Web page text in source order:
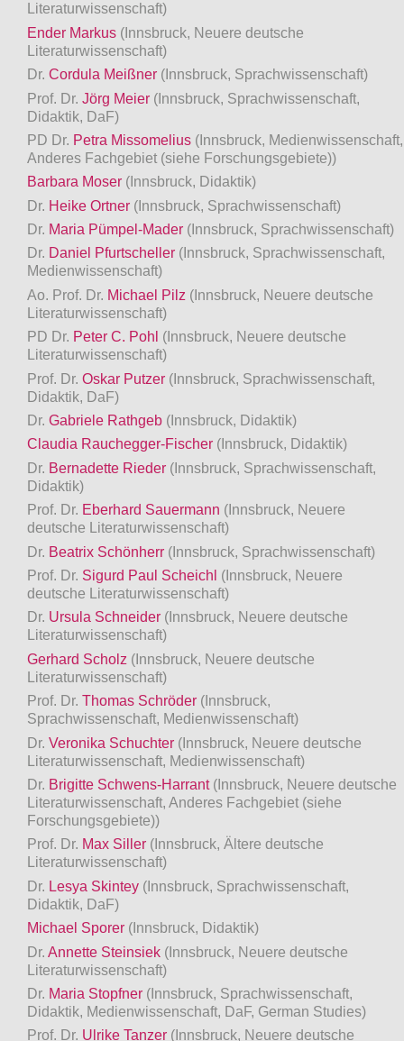
Literaturwissenschaft)
Ender Markus (Innsbruck, Neuere deutsche
Literaturwissenschaft)
Dr. Cordula Meißner (Innsbruck, Sprachwissenschaft)
Prof. Dr. Jörg Meier (Innsbruck, Sprachwissenschaft,
Didaktik, DaF)
PD Dr. Petra Missomelius (Innsbruck, Medienwissenschaft,
Anderes Fachgebiet (siehe Forschungsgebiete))
Barbara Moser (Innsbruck, Didaktik)
Dr. Heike Ortner (Innsbruck, Sprachwissenschaft)
Dr. Maria Pümpel-Mader (Innsbruck, Sprachwissenschaft)
Dr. Daniel Pfurtscheller (Innsbruck, Sprachwissenschaft,
Medienwissenschaft)
Ao. Prof. Dr. Michael Pilz (Innsbruck, Neuere deutsche
Literaturwissenschaft)
PD Dr. Peter C. Pohl (Innsbruck, Neuere deutsche
Literaturwissenschaft)
Prof. Dr. Oskar Putzer (Innsbruck, Sprachwissenschaft,
Didaktik, DaF)
Dr. Gabriele Rathgeb (Innsbruck, Didaktik)
Claudia Rauchegger-Fischer (Innsbruck, Didaktik)
Dr. Bernadette Rieder (Innsbruck, Sprachwissenschaft,
Didaktik)
Prof. Dr. Eberhard Sauermann (Innsbruck, Neuere
deutsche Literaturwissenschaft)
Dr. Beatrix Schönherr (Innsbruck, Sprachwissenschaft)
Prof. Dr. Sigurd Paul Scheichl (Innsbruck, Neuere
deutsche Literaturwissenschaft)
Dr. Ursula Schneider (Innsbruck, Neuere deutsche
Literaturwissenschaft)
Gerhard Scholz (Innsbruck, Neuere deutsche
Literaturwissenschaft)
Prof. Dr. Thomas Schröder (Innsbruck,
Sprachwissenschaft, Medienwissenschaft)
Dr. Veronika Schuchter (Innsbruck, Neuere deutsche
Literaturwissenschaft, Medienwissenschaft)
Dr. Brigitte Schwens-Harrant (Innsbruck, Neuere deutsche
Literaturwissenschaft, Anderes Fachgebiet (siehe
Forschungsgebiete))
Prof. Dr. Max Siller (Innsbruck, Ältere deutsche
Literaturwissenschaft)
Dr. Lesya Skintey (Innsbruck, Sprachwissenschaft,
Didaktik, DaF)
Michael Sporer (Innsbruck, Didaktik)
Dr. Annette Steinsiek (Innsbruck, Neuere deutsche
Literaturwissenschaft)
Dr. Maria Stopfner (Innsbruck, Sprachwissenschaft,
Didaktik, Medienwissenschaft, DaF, German Studies)
Prof. Dr. Ulrike Tanzer (Innsbruck, Neuere deutsche